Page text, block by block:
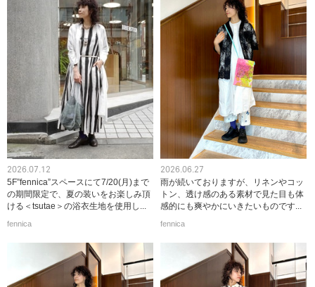
2026.07.12
5F”fennica”スペースにて7/20(月)まで
の期間限定で、夏の装いをお楽しみ頂
ける＜tsutae＞の浴衣生地を使用し...
fennica
2026.06.27
雨が続いておりますが、リネンやコッ
トン、透け感のある素材で見た目も体
感的にも爽やかにいきたいものです...
fennica